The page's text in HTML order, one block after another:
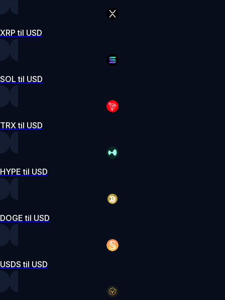
XRP til USD
SOL til USD
TRX til USD
HYPE til USD
DOGE til USD
USDS til USD